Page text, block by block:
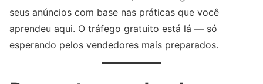
seus anúncios com base nas práticas que você
aprendeu aqui. O tráfego gratuito está lá — só
esperando pelos vendedores mais preparados.